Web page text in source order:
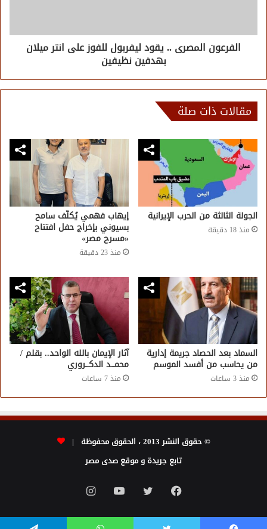
الفرعون المصرى .. يقود ليفربول للفوز على انتر ميلان
بهدفين نظيفين
مقالات ذات صلة
الجولة الثالثة من الحرب الإيرانية
منذ 18 دقيقة
إيهاب فهمي يُكلّف سامح
بسيوني بإخراج حفل افتتاح
«مسرح مصر»
منذ 23 دقيقة
السماد بعد الحصاد جريمة إدارية
من يحاسب من أفسد الموسم
منذ 3 ساعات
آثار الإيمان بالله الواحد.. بقلم /
محمـــد الدكـــروري
منذ 7 ساعات
© حقوق النشر 2013 ، الحقوق محفوظة |
تابع جريدة و موقع صدى مصر
فيسبوك تويتر يوتيوبانستقرام